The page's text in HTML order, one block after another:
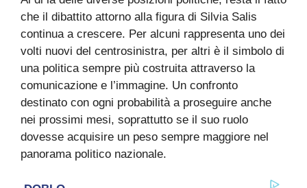
che il dibattito attorno alla figura di Silvia Salis
continua a crescere. Per alcuni rappresenta uno dei
volti nuovi del centrosinistra, per altri è il simbolo di
una politica sempre più costruita attraverso la
comunicazione e l’immagine. Un confronto
destinato con ogni probabilità a proseguire anche
nei prossimi mesi, soprattutto se il suo ruolo
dovesse acquisire un peso sempre maggiore nel
panorama politico nazionale.